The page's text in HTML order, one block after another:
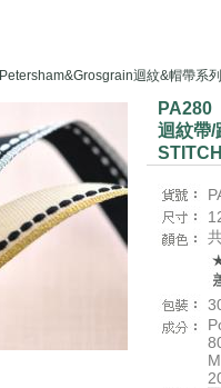
Petersham&Grosgrain迴紋&帽帶系列
PA280
迴紋帶/